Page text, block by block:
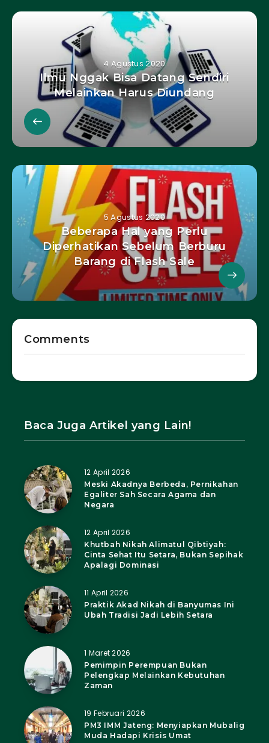
4 Agustus 2020
Ilmu Nggak Bisa Datang Sendiri
Melainkan Harus Diundang
5 Agustus 2020
Beberapa Hal yang Perlu
Diperhatikan Sebelum Berburu
Barang di Flash Sale
Comments
Baca Juga Artikel yang Lain!
12 April 2026
Meski Akadnya Berbeda, Pernikahan
Egaliter Sah Secara Agama dan
Negara
12 April 2026
Khutbah Nikah Alimatul Qibtiyah:
Cinta Sehat Itu Setara, Bukan Sepihak
Apalagi Dominasi
11 April 2026
Praktik Akad Nikah di Banyumas Ini
Ubah Tradisi Jadi Lebih Setara
1 Maret 2026
Pemimpin Perempuan Bukan
Pelengkap Melainkan Kebutuhan
Zaman
19 Februari 2026
PM3 IMM Jateng: Menyiapkan Mubalig
Muda Hadapi Krisis Umat